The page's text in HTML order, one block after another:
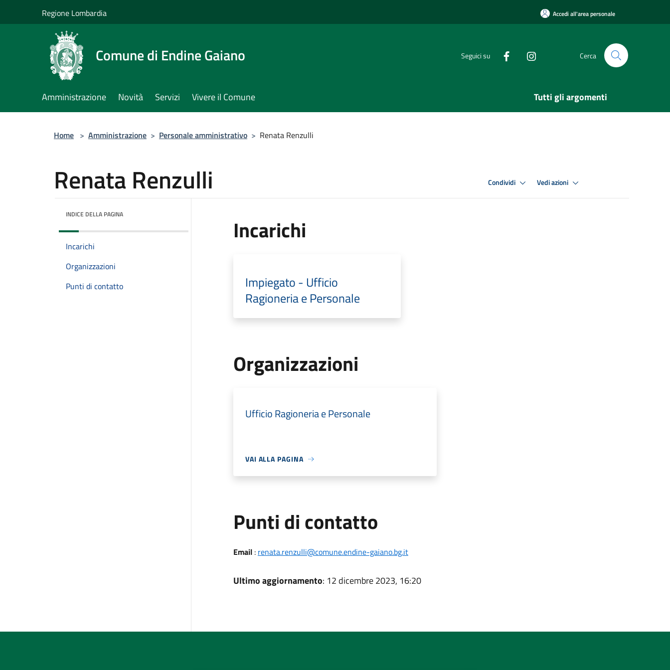
Regione Lombardia Accedi all'area personale
Comune di Endine Gaiano Seguici su Cerca
Amministrazione Novità Servizi Vivere il Comune Tutti gli argomenti
Home > Amministrazione > Personale amministrativo > Renata Renzulli
Renata Renzulli Condividi Vedi azioni
INDICE DELLA PAGINA
Incarichi
Organizzazioni
Punti di contatto
Incarichi
Impiegato - Ufficio
Ragioneria e Personale
Organizzazioni
Ufficio Ragioneria e Personale
VAI ALLA PAGINA
Punti di contatto
Email: renata.renzulli@comune.endine-gaiano.bg.it
Ultimo aggiornamento: 12 dicembre 2023, 16:20